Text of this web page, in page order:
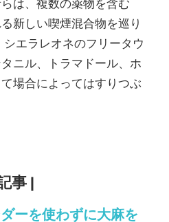
新しい喫煙混合物を巡り
エラレオネのフリータウ
ニル、トラマドール、ホ
場合によってはすりつぶ
事 |